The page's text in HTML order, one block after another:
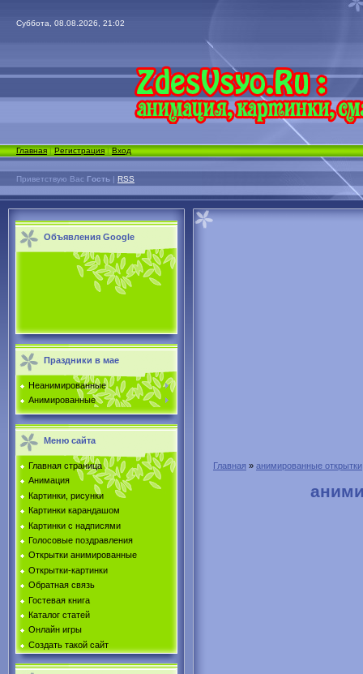
Суббота, 08.08.2026, 21:02
Главная|Регистрация|Вход
Приветствую Вас Гость | RSS
Объявления Google
Праздники в мае
Неанимированные
Анимированные
Меню сайта
Главная страница
Анимация
Картинки, рисунки
Картинки карандашом
Картинки с надписями
Голосовые поздравления
Открытки анимированные
Открытки-картинки
Обратная связь
Гостевая книга
Каталог статей
Онлайн игры
Создать такой сайт
Главная » анимированные открытки